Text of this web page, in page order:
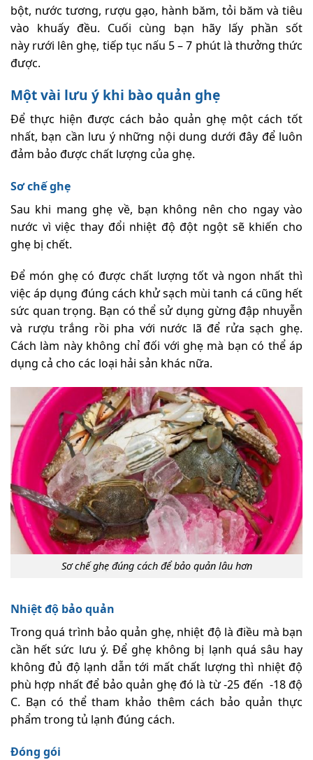
bột, nước tương, rượu gạo, hành băm, tỏi băm và tiêu
vào khuấy đều. Cuối cùng bạn hãy lấy phần sốt
này rưới lên ghẹ, tiếp tục nấu 5 – 7 phút là thưởng thức
được.
Một vài lưu ý khi bào quản ghẹ
Để thực hiện được cách bảo quản ghẹ một cách tốt
nhất, bạn cần lưu ý những nội dung dưới đây để luôn
đảm bảo được chất lượng của ghẹ.
Sơ chế ghẹ
Sau khi mang ghẹ về, bạn không nên cho ngay vào
nước vì việc thay đổi nhiệt độ đột ngột sẽ khiến cho
ghẹ bị chết.
Để món ghẹ có được chất lượng tốt và ngon nhất thì
việc áp dụng đúng cách khử sạch mùi tanh cá cũng hết
sức quan trọng. Bạn có thể sử dụng gừng đập nhuyễn
và rượu trắng rồi pha với nước lã để rửa sạch ghẹ.
Cách làm này không chỉ đối với ghẹ mà bạn có thể áp
dụng cả cho các loại hải sản khác nữa.
Sơ chế ghẹ đúng cách để bảo quản lâu hơn
Nhiệt độ bảo quản
Trong quá trình bảo quản ghẹ, nhiệt độ là điều mà bạn
cần hết sức lưu ý. Để ghẹ không bị lạnh quá sâu hay
không đủ độ lạnh dẫn tới mất chất lượng thì nhiệt độ
phù hợp nhất để bảo quản ghẹ đó là từ -25 đến -18 độ
C. Bạn có thể tham khảo thêm cách bảo quản thực
phẩm trong tủ lạnh đúng cách.
Đóng gói